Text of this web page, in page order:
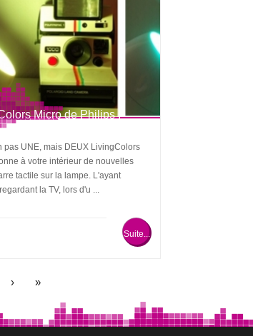
Micro de Philips !
pas UNE, mais DEUX LivingColors
à votre intérieur de nouvelles
tactile sur la lampe. L'ayant
la TV, lors d'u ...
Suite...
› »